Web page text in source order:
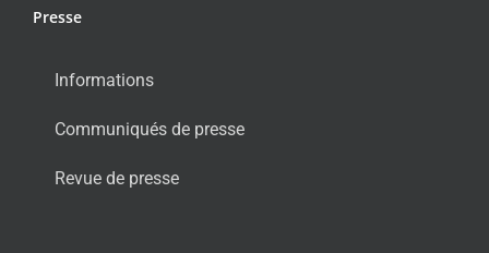
Presse
Informations
Communiqués de presse
Revue de presse